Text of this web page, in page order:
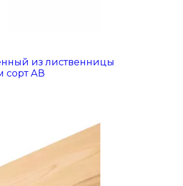
из лиственницы
сорт АВ